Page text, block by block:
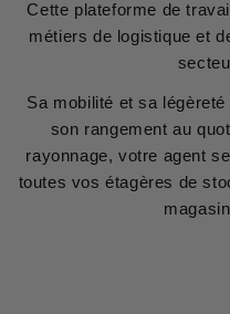
Cette plateforme de
métiers de logistique et
Sa mobilité et sa
son rangement au
rayonnage, votre agent
toutes vos étagères de